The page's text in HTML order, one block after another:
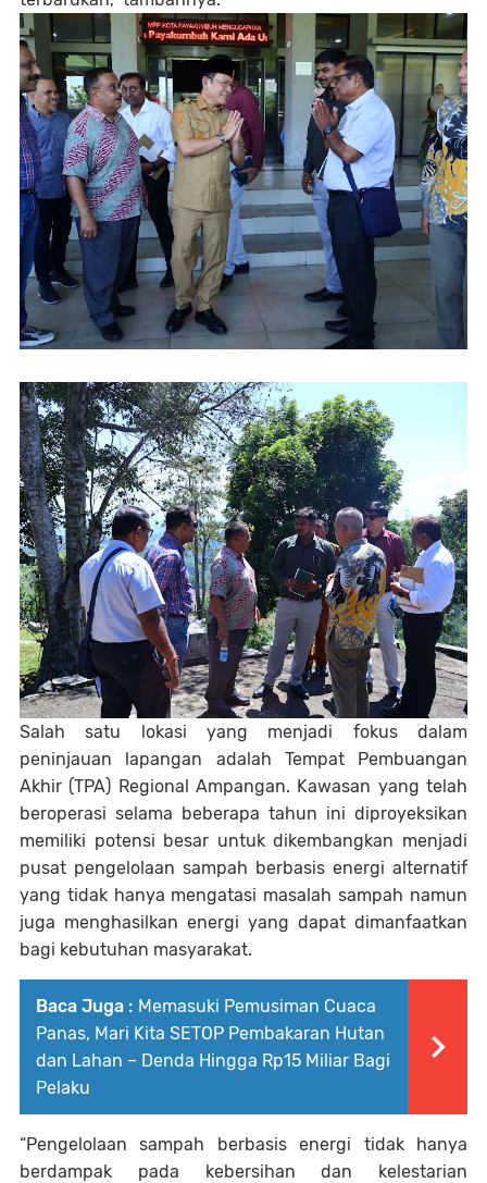
Salah satu lokasi yang menjadi fokus dalam
peninjauan lapangan adalah Tempat Pembuangan
Akhir (TPA) Regional Ampangan. Kawasan yang telah
beroperasi selama beberapa tahun ini diproyeksikan
memiliki potensi besar untuk dikembangkan menjadi
pusat pengelolaan sampah berbasis energi alternatif
yang tidak hanya mengatasi masalah sampah namun
juga menghasilkan energi yang dapat dimanfaatkan
bagi kebutuhan masyarakat.
Baca Juga : Memasuki Pemusiman Cuaca
Panas, Mari Kita SETOP Pembakaran Hutan
dan Lahan – Denda Hingga Rp15 Miliar Bagi
Pelaku
“Pengelolaan sampah berbasis energi tidak hanya
berdampak pada kebersihan dan kelestarian